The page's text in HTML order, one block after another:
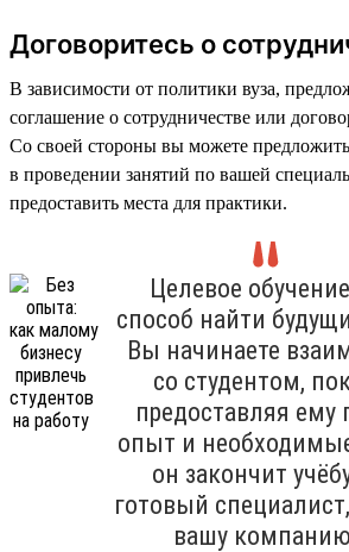
Договоритесь о
В зависимости от политики вуза,
соглашение о сотрудничестве или
Со своей стороны вы можете
в проведении занятий по вашей
предоставить места для практики.
Целевое
способ найти
Вы начинаете
со студентом,
предоставляя ему
опыт и
он закончит
готовый
вашу